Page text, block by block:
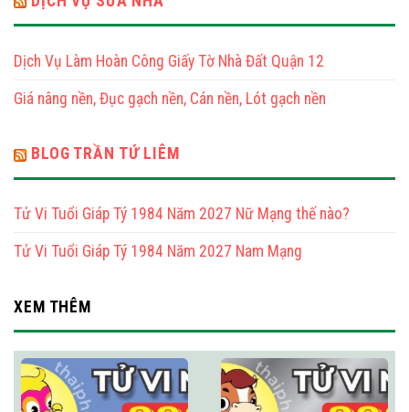
Mạng
Tuổi
Tỵ
Nữ
Dịch Vụ Làm Hoàn Công Giấy Tờ Nhà Đất Quận 12
Giá nâng nền, Đục gạch nền, Cán nền, Lót gạch nền
BLOG TRẦN TỨ LIÊM
Tử Vi Tuổi Giáp Tý 1984 Năm 2027 Nữ Mạng thế nào?
Tử Vi Tuổi Giáp Tý 1984 Năm 2027 Nam Mạng
XEM THÊM